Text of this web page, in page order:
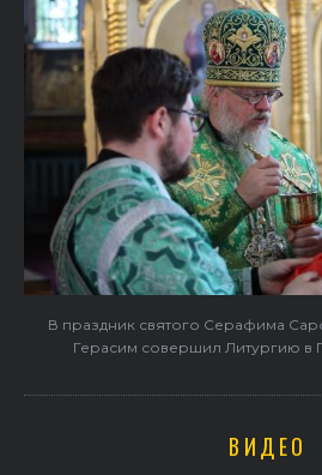
В праздник святого Серафима
Герасим совершил Литургию в
ВИДЕО